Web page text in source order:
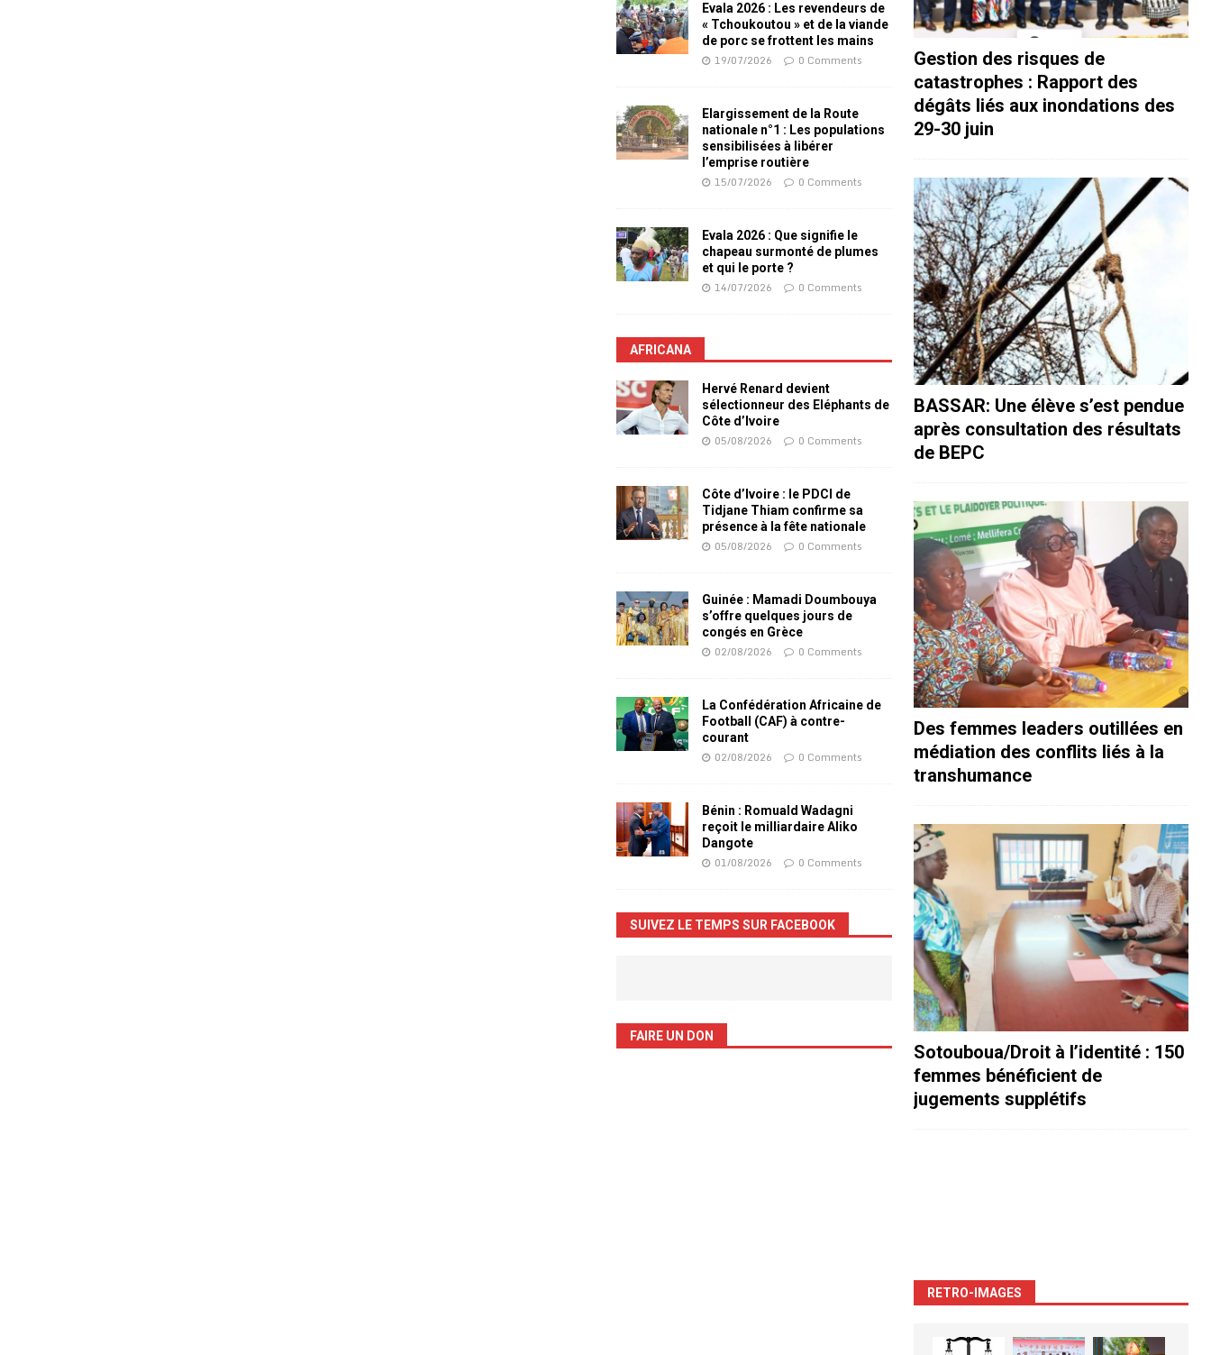
Evala 2026 : Les revendeurs de
« Tchoukoutou » et de la viande
de porc se frottent les mains
19/07/2026 0 Comments
Elargissement de la Route
nationale n°1 : Les populations
sensibilisées à libérer
l’emprise routière
15/07/2026 0 Comments
Evala 2026 : Que signifie le
chapeau surmonté de plumes
et qui le porte ?
14/07/2026 0 Comments
AFRICANA
Hervé Renard devient
sélectionneur des Eléphants de
Côte d’Ivoire
05/08/2026 0 Comments
Côte d’Ivoire : le PDCI de
Tidjane Thiam confirme sa
présence à la fête nationale
05/08/2026 0 Comments
Guinée : Mamadi Doumbouya
s’offre quelques jours de
congés en Grèce
02/08/2026 0 Comments
La Confédération Africaine de
Football (CAF) à contre-
courant
02/08/2026 0 Comments
Bénin : Romuald Wadagni
reçoit le milliardaire Aliko
Dangote
01/08/2026 0 Comments
SUIVEZ LE TEMPS SUR FACEBOOK
FAIRE UN DON
Gestion des risques de
catastrophes : Rapport des
dégâts liés aux inondations des
29-30 juin
BASSAR: Une élève s’est pendue
après consultation des résultats
de BEPC
Des femmes leaders outillées en
médiation des conflits liés à la
transhumance
Sotouboua/Droit à l’identité : 150
femmes bénéficient de
jugements supplétifs
RETRO-IMAGES